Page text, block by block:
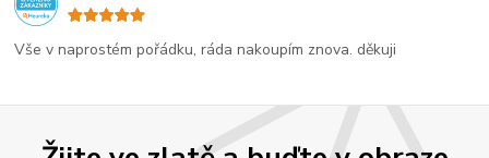
Vše v naprostém pořádku, ráda nakoupím znova. děkuji